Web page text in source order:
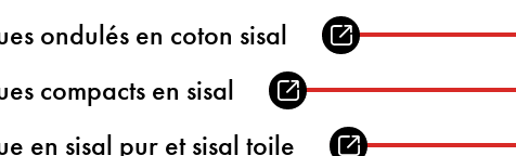
ondulés en coton sisal
compacts en sisal
en sisal pur et sisal toile